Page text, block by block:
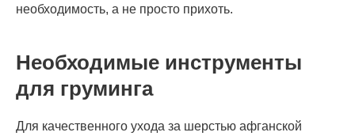
необходимость, а не просто прихоть.
Необходимые инструменты
для груминга
Для качественного ухода за шерстью афганской